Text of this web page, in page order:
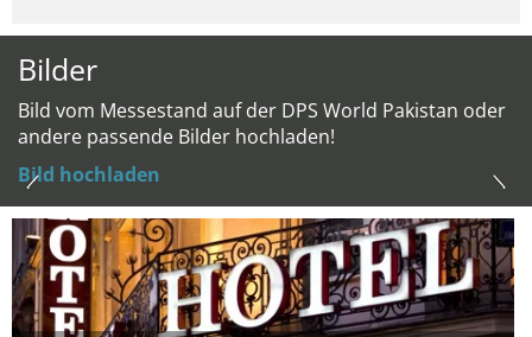
Bilder
Bild vom Messestand auf der DPS World Pakistan oder
andere passende Bilder hochladen!
Bild hochladen